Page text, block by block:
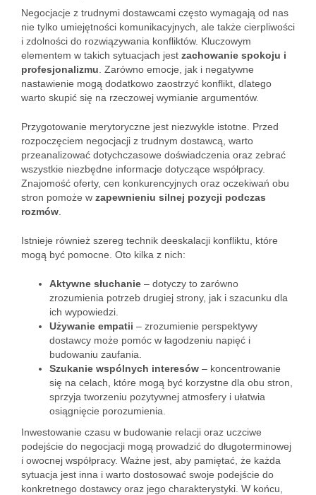
Negocjacje z trudnymi dostawcami często wymagają od nas
nie tylko umiejętności komunikacyjnych, ale także cierpliwości
i zdolności do rozwiązywania konfliktów. Kluczowym
elementem w takich sytuacjach jest zachowanie spokoju i
profesjonalizmu . Zarówno emocje, jak i negatywne
nastawienie mogą dodatkowo zaostrzyć konflikt, dlatego
warto skupić się na rzeczowej wymianie argumentów.
Przygotowanie merytoryczne jest niezwykle istotne. Przed
rozpoczęciem negocjacji z trudnym dostawcą, warto
przeanalizować dotychczasowe doświadczenia oraz zebrać
wszystkie niezbędne informacje dotyczące współpracy.
Znajomość oferty, cen konkurencyjnych oraz oczekiwań obu
stron pomoże w zapewnieniu silnej pozycji podczas
rozmów
Istnieje również szereg technik deeskalacji konfliktu, które
mogą być pomocne. Oto kilka z nich:
Aktywne słuchanie – dotyczy to zarówno
zrozumienia potrzeb drugiej strony, jak i szacunku dla
ich wypowiedzi.
Używanie empatii – zrozumienie perspektywy
dostawcy może pomóc w łagodzeniu napięć i
budowaniu zaufania.
Szukanie wspólnych interesów – koncentrowanie
się na celach, które mogą być korzystne dla obu stron,
sprzyja tworzeniu pozytywnej atmosfery i ułatwia
osiągnięcie porozumienia.
Inwestowanie czasu w budowanie relacji oraz uczciwe
podejście do negocjacji mogą prowadzić do długoterminowej
i owocnej współpracy. Ważne jest, aby pamiętać, że każda
sytuacja jest inna i warto dostosować swoje podejście do
konkretnego dostawcy oraz jego charakterystyki. W końcu,